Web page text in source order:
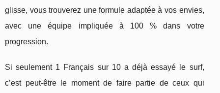
glisse, vous trouverez une formule adaptée à vos envies,
avec une équipe impliquée à 100 % dans votre
progression.
Si seulement 1 Français sur 10 a déjà essayé le surf,
c’est peut-être le moment de faire partie de ceux qui